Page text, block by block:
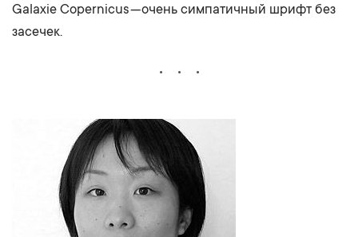
Galaxie Copernicus — очень симпатичный шрифт без
засечек.